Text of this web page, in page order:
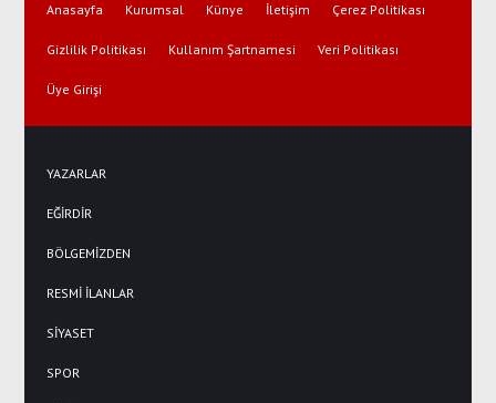
Anasayfa Kurumsal Künye İletişim Çerez Politikası
Gizlilik Politikası Kullanım Şartnamesi Veri Politikası
Üye Girişi
YAZARLAR
EĞİRDİR
BÖLGEMİZDEN
RESMİ İLANLAR
SİYASET
SPOR